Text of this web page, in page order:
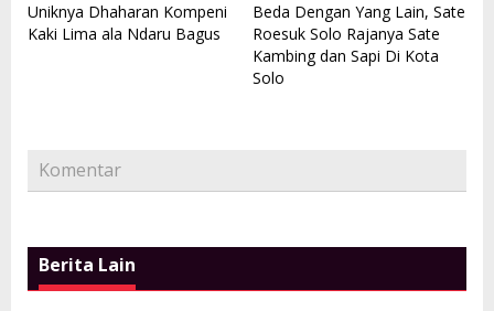
Uniknya Dhaharan Kompeni
Kaki Lima ala Ndaru Bagus
Beda Dengan Yang Lain, Sate
Roesuk Solo Rajanya Sate
Kambing dan Sapi Di Kota
Solo
Komentar
Berita Lain